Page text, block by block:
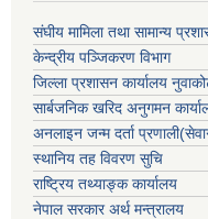
संघीय मामिला तथा सामान्य
केन्द्रीय पञ्जिकरण विभाग
जिल्ला प्रशासन कार्यालय
सार्बजनिक खरिद अनुगमन
अनलाइन जन्म दर्ता
स्थानिय तह विवरण सुचि
राष्ट्रिय तथ्याङ्क कार्यालय
नेपाल सरकार अर्थ मन्त्रालय